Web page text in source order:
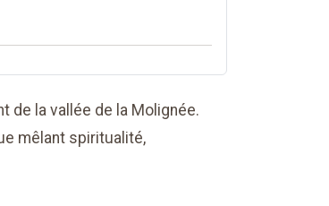
de la vallée de la Molignée.
mêlant spiritualité,